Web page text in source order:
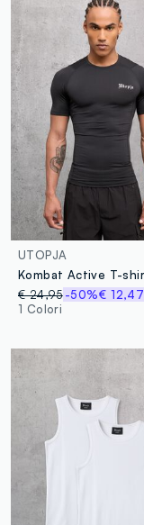
UTOPJA
€ 24,95-50%€ 12,47
1 Colori